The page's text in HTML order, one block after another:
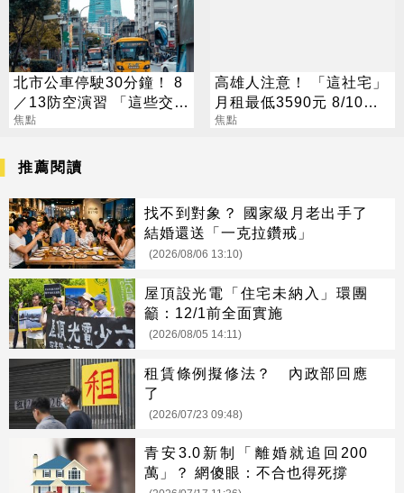
北市公車停駛30分鐘！ 8
／13防空演習 「這些交通
工具」全面管制
焦點
高雄人注意！ 「這社宅」
月租最低3590元 8/10起
放申請
焦點
推薦閱讀
找不到對象？ 國家級月老出手了
結婚還送「一克拉鑽戒」
(2026/08/06 13:10)
屋頂設光電「住宅未納入」環團
籲：12/1前全面實施
(2026/08/05 14:11)
租賃條例擬修法？ 內政部回應
了
(2026/07/23 09:48)
青安3.0新制「離婚就追回200
萬」？ 網傻眼：不合也得死撐